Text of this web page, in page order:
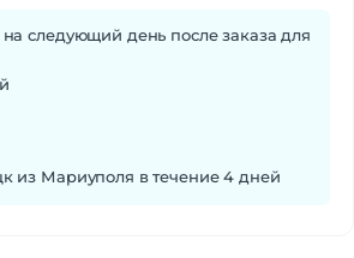
на следующий день после заказа для
из Мариуполя в течение 4 дней